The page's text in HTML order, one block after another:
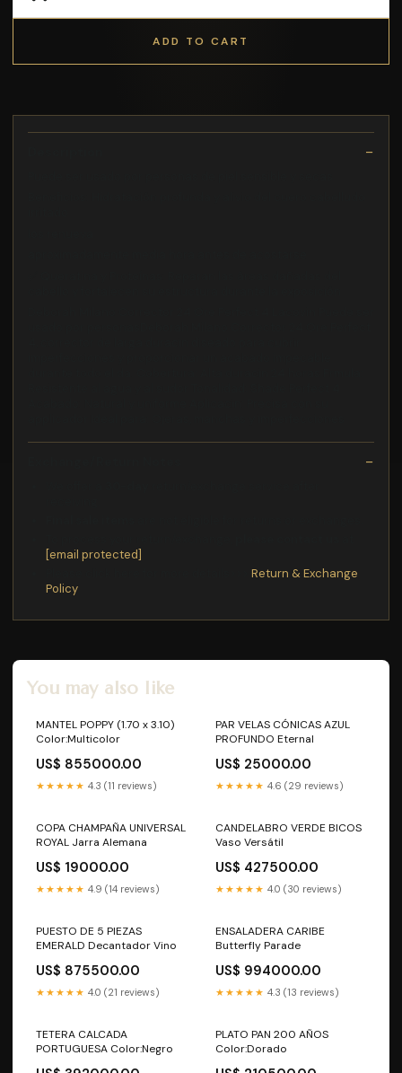
ADD TO CART
[email protected]
Return & Exchange
Policy
You may also like
MANTEL POPPY (1.70 x 3.10)
Color:Multicolor
US$ 855000.00
★★★★★ 4.3 (11 reviews)
PAR VELAS CÓNICAS AZUL
PROFUNDO Eternal
US$ 25000.00
★★★★★ 4.6 (29 reviews)
COPA CHAMPAÑA UNIVERSAL
ROYAL Jarra Alemana
US$ 19000.00
★★★★★ 4.9 (14 reviews)
CANDELABRO VERDE BICOS
Vaso Versátil
US$ 427500.00
★★★★★ 4.0 (30 reviews)
PUESTO DE 5 PIEZAS
EMERALD Decantador Vino
US$ 875500.00
★★★★★ 4.0 (21 reviews)
ENSALADERA CARIBE
Butterfly Parade
US$ 994000.00
★★★★★ 4.3 (13 reviews)
TETERA CALCADA
PORTUGUESA Color:Negro
PLATO PAN 200 AÑOS
Color:Dorado